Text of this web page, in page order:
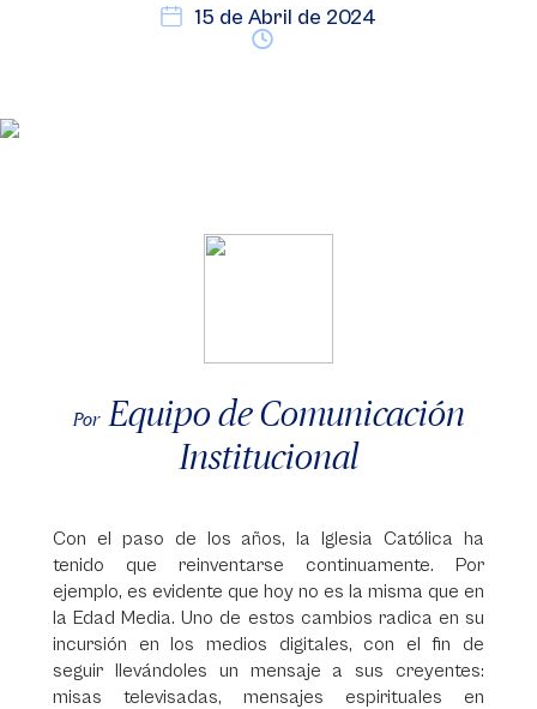
15 de Abril de 2024
Por Equipo de Comunicación
Institucional
Con el paso de los años, la Iglesia Católica ha
tenido que reinventarse continuamente. Por
ejemplo, es evidente que hoy no es la misma que en
la Edad Media. Uno de estos cambios radica en su
incursión en los medios digitales, con el fin de
seguir llevándoles un mensaje a sus creyentes:
misas televisadas, mensajes espirituales en